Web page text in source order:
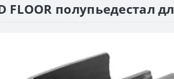
FLOOR полупьедестал